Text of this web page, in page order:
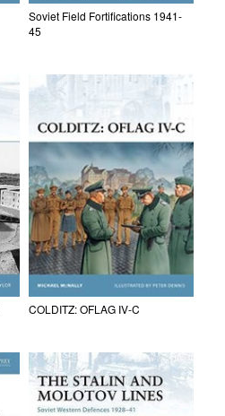
Soviet Field Fortifications 1941-
45
COLDITZ: OFLAG IV-C